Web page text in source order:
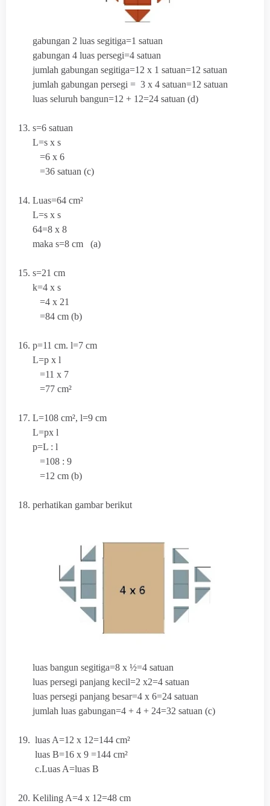
gabungan 2 luas segitiga=1 satuan
gabungan 4 luas persegi=4 satuan
jumlah gabungan segitiga=12 x 1 satuan=12 satuan
jumlah gabungan persegi = 3 x 4 satuan=12 satuan
luas seluruh bangun=12 + 12=24 satuan (d)
13. s=6 satuan
L=s x s
=6 x 6
=36 satuan (c)
14. Luas=64 cm²
L=s x s
64=8 x 8
maka s=8 cm (a)
15. s=21 cm
k=4 x s
=4 x 21
=84 cm (b)
16. p=11 cm. l=7 cm
L=p x l
=11 x 7
=77 cm²
17. L=108 cm², l=9 cm
L=px l
p=L : l
=108 : 9
=12 cm (b)
18. perhatikan gambar berikut
luas bangun segitiga=8 x ½=4 satuan
luas persegi panjang kecil=2 x2=4 satuan
luas persegi panjang besar=4 x 6=24 satuan
jumlah luas gabungan=4 + 4 + 24=32 satuan (c)
19. luas A=12 x 12=144 cm²
luas B=16 x 9 =144 cm²
c.Luas A=luas B
20. Keliling A=4 x 12=48 cm